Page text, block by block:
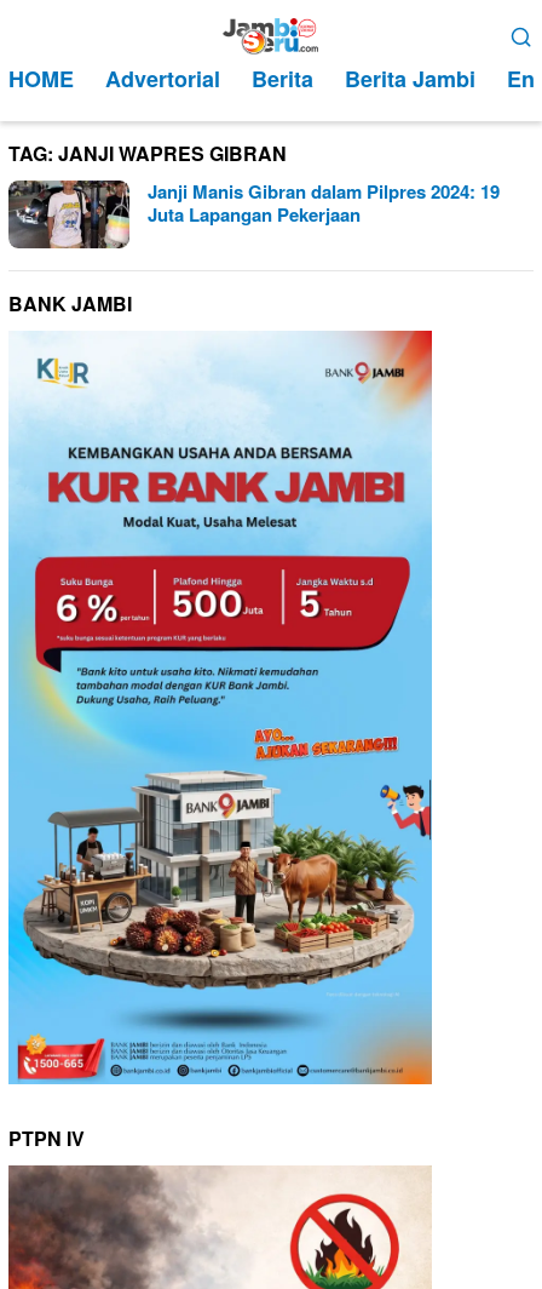
kontenMobile
HOME Advertorial Berita Berita Jambi
TAG: JANJI WAPRES GIBRAN
Janji Manis Gibran dalam Pilpres 2024: 19
Juta Lapangan Pekerjaan
BANK JAMBI
PTPN IV